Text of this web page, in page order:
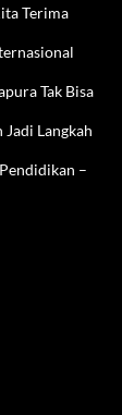
Terima
Tak Bisa
Langkah
–